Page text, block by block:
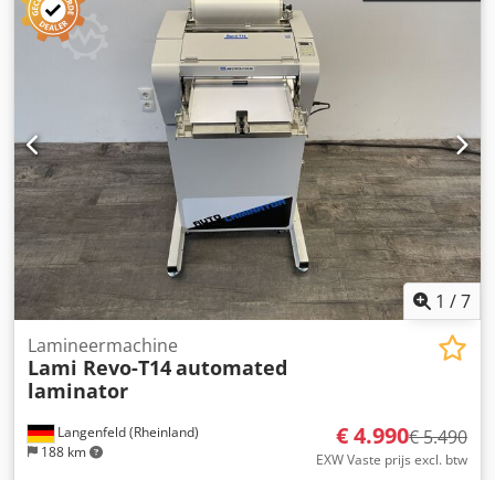
1 /7
Langenfeld (Rheinland)
188 km
Lamineermachine
Lami Revo-T14automated
laminator
€ 4.990€ 5.490
EXW Vaste prijs excl. btw